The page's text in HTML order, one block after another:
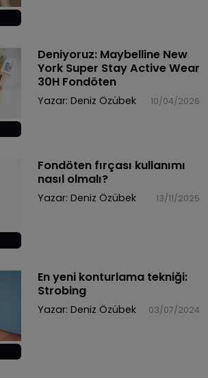
Deniyoruz: Maybelline New
York Super Stay Active Wear
30H Fondöten
Yazar: Deniz Özübek 10/04/2026
Fondöten fırçası kullanımı
nasıl olmalı?
Yazar: Deniz Özübek 13/11/2025
En yeni konturlama tekniği:
Strobing
Yazar: Deniz Özübek 03/07/2024